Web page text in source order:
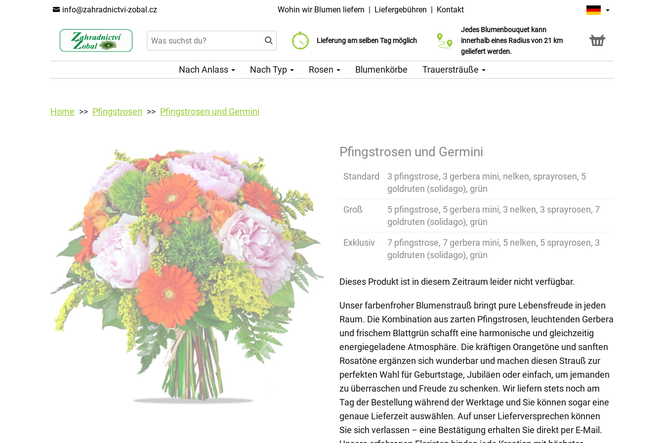
info@zahradnictvi-zobal.cz Wohin wir Blumen liefern | Liefergebühren | Kontakt
Lieferung am selben Tag möglich
Liefergebühr ab 99 CZK
Wählen Sie Ihr Lieferdatum
Jedes Blumenbouquet kann
innerhalb eines Radius von 21 km
geliefert werden.
Click & Collect Service
Nach Anlass Nach Typ Rosen Blumenkörbe Trauersträuße
Home Pfingstrosen Pfingstrosen und Germini
Pfingstrosen und Germini
Standard
3 pfingstrose, 3 gerbera mini, nelken, sprayrosen, 5
goldruten (solidago), grün
Groß
5 pfingstrose, 5 gerbera mini, 3 nelken, 3 sprayrosen, 7
goldruten (solidago), grün
Exklusiv
7 pfingstrose, 7 gerbera mini, 5 nelken, 5 sprayrosen, 3
goldruten (solidago), grün
Dieses Produkt ist in diesem Zeitraum leider nicht verfügbar.
Unser farbenfroher Blumenstrauß bringt pure Lebensfreude in jeden
Raum. Die Kombination aus zarten Pfingstrosen, leuchtenden Gerbera
und frischem Blattgrün schafft eine harmonische und gleichzeitig
energiegeladene Atmosphäre. Die kräftigen Orangetöne und sanften
Rosatöne ergänzen sich wunderbar und machen diesen Strauß zur
perfekten Wahl für Geburtstage, Jubiläen oder einfach, um jemanden
zu überraschen und Freude zu schenken. Wir liefern stets noch am
Tag der Bestellung während der Werktage und Sie können sogar eine
genaue Lieferzeit auswählen. Auf unser Lieferversprechen können
Sie sich verlassen – eine Bestätigung erhalten Sie direkt per E-Mail.